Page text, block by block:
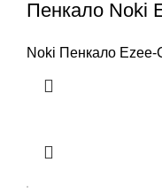
Пенкало Noki
Noki Пенкало